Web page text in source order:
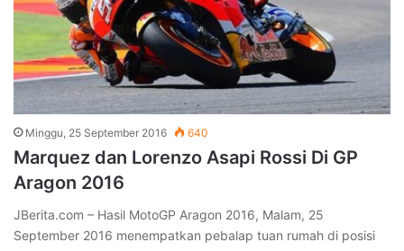
Berita Terkini
Terlindungi: Simpan Buku Favorit Tanpa Membuat
Ruangan Penuh
Rabu, 22 Januari 2025
iPhone 16 Segera Dijual di Indonesia?
Link Download Surat Edaran Libur Sekolah Bulan Puasa